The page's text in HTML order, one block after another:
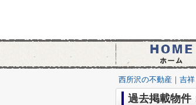
西所沢の不動産｜吉
過去掲載物件